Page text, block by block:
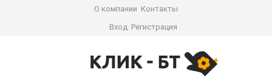
О компании Контакты
Вход Регистрация